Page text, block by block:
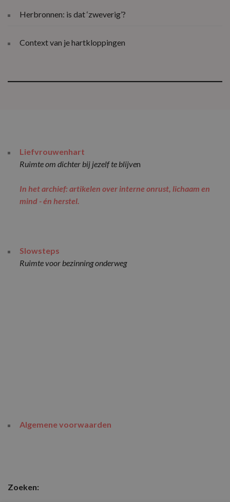
Herbronnen: is dat ‘zweverig’?
Context van je hartkloppingen
Liefvrouwenhart
Ruimte om dichter bij jezelf te blijven
In het archief: artikelen over interne onrust, lichaam en
mind - én herstel.
Slowsteps
Ruimte voor bezinning onderweg
Algemene voorwaarden
Zoeken: